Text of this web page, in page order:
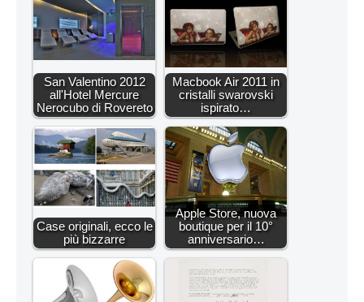
San Valentino 2012
all'Hotel Mercure
Nerocubo di Rovereto
Macbook Air 2011 in
cristalli swarovski
ispirato…
Case originali, ecco le
più bizzarre
Apple Store, nuova
boutique per il 10°
anniversario…